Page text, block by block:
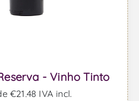
- Vinho Tinto
€21,48 IVA incl.